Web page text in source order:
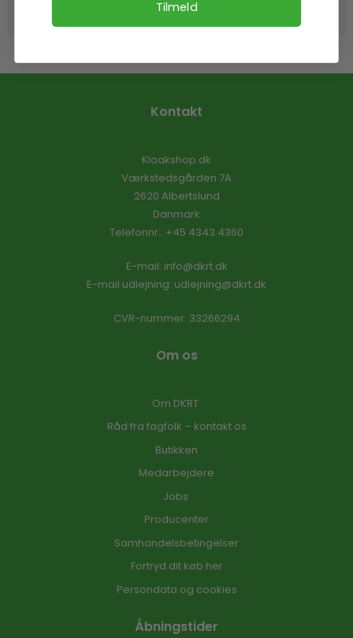
Kontakt
Kloakshop.dk
Værkstedsgården 7A
2620 Albertslund
Danmark
Telefonnr.: +45 4343 4360
E-mail: info@dkrt.dk
E-mail udlejning: udlejning@dkrt.dk
CVR-nummer: 33266294
Om os
Om DKRT
Råd fra fagfolk – kontakt os
Butikken
Medarbejdere
Jobs
Producenter
Samhandelsbetingelser
Fortryd dit køb her
Persondata og cookies
Åbningstider
Tilmeld